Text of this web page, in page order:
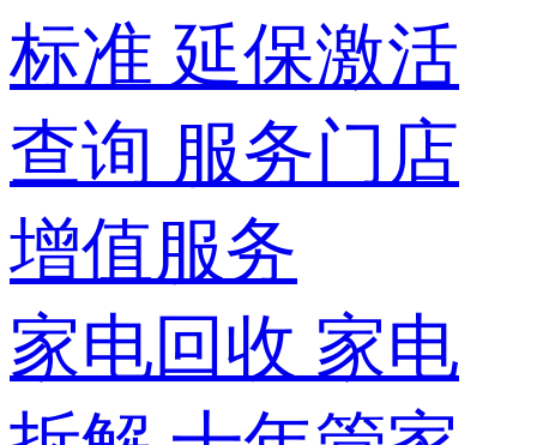
标准 延保激活
查询 服务门店
增值服务
家电回收 家电